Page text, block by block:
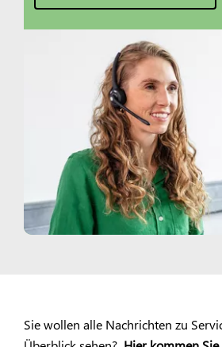
Sie wollen alle Nachrichten zu